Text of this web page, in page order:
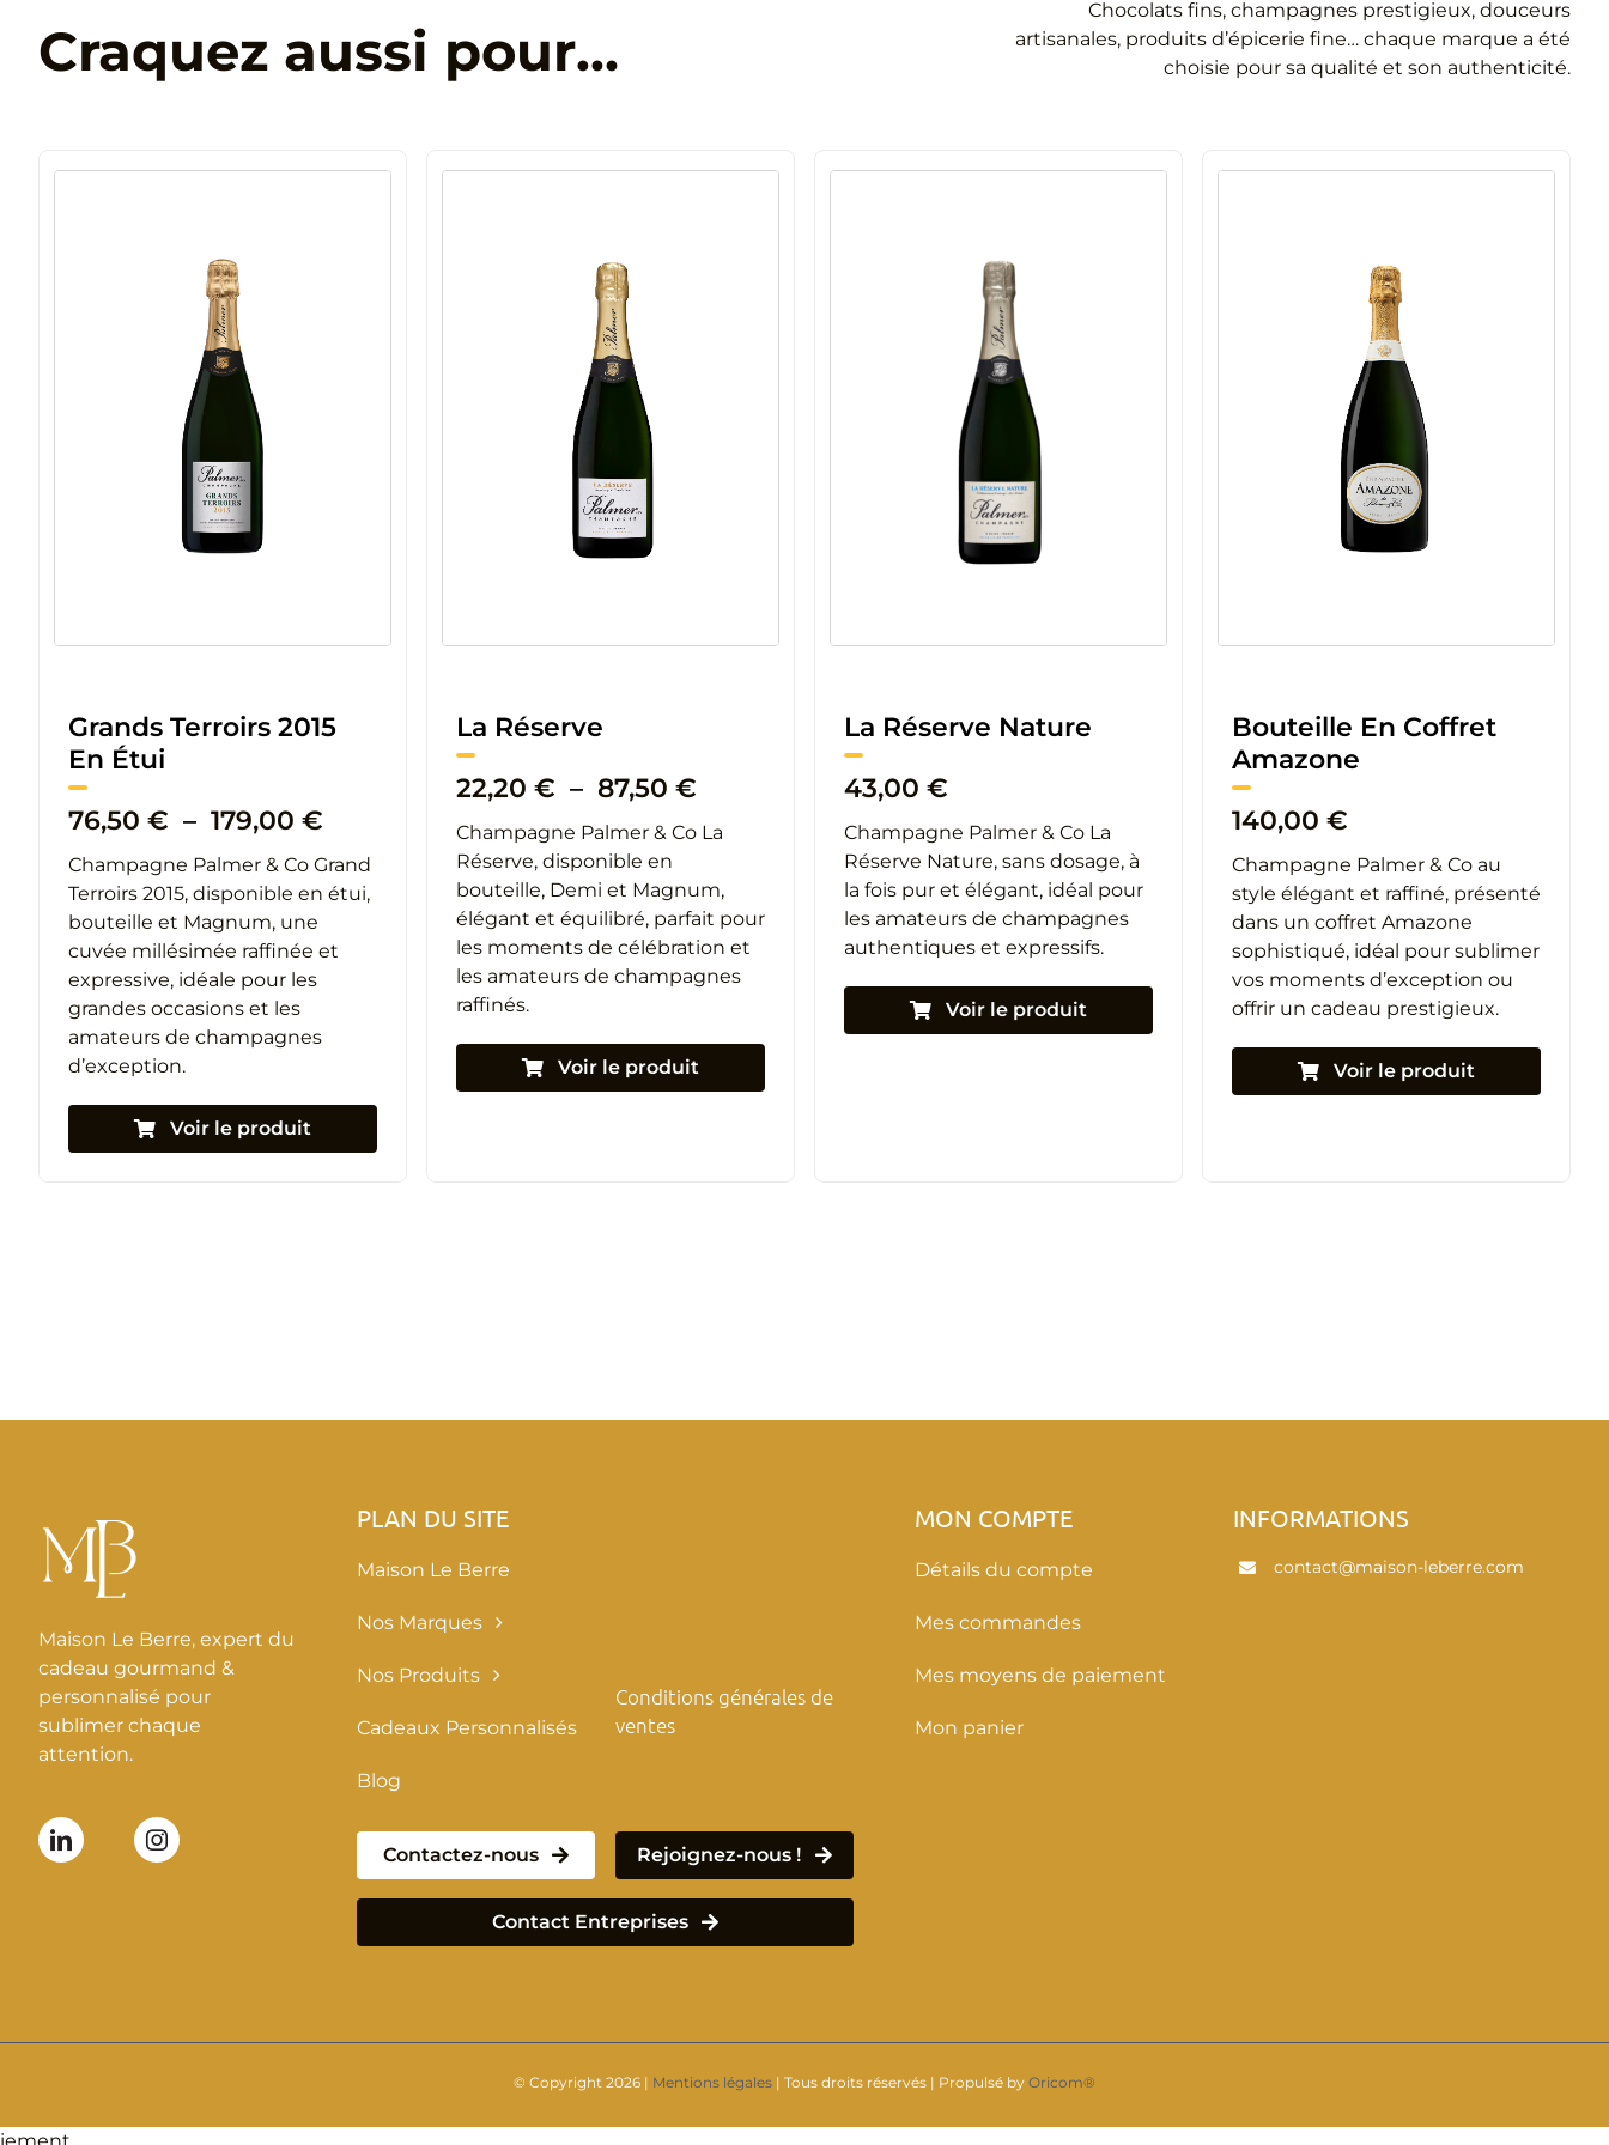
Craquez aussi pour…
Chocolats fins, champagnes prestigieux, douceurs
artisanales, produits d’épicerie fine… chaque marque a été
choisie pour sa qualité et son authenticité.
Grands Terroirs 2015
En Étui
76,50 € – 179,00 €Plage
de
prix :
à
Champagne Palmer & Co Grand
Terroirs 2015, disponible en étui,
bouteille et Magnum, une
cuvée millésimée raffinée et
expressive, idéale pour les
grandes occasions et les
amateurs de champagnes
d’exception.
Voir le produit
La Réserve
22,20 € – 87,50 €Plage
de
22,20 €
à
87,50 €
Champagne Palmer & Co La
Réserve, disponible en
bouteille, Demi et Magnum,
élégant et équilibré, parfait pour
les moments de célébration et
les amateurs de champagnes
raffinés.
Voir le produit
La Réserve Nature
43,00 €
Champagne Palmer & Co La
Réserve Nature, sans dosage, à
la fois pur et élégant, idéal pour
les amateurs de champagnes
authentiques et expressifs.
Voir le produit
Bouteille En Coffret
Amazone
140,00 €
Champagne Palmer & Co au
style élégant et raffiné, présenté
dans un coffret Amazone
sophistiqué, idéal pour sublimer
vos moments d’exception ou
offrir un cadeau prestigieux.
Voir le produit
Maison Le Berre, expert du
cadeau gourmand &
personnalisé pour
sublimer chaque
attention.
PLAN DU SITE
Maison Le Berre
Nos Marques
Nos Produits
Cadeaux Personnalisés
Blog
Conditions générales de
ventes
Contactez-nous Rejoignez-nous !
Contact Entreprises
MON COMPTE
Détails du compte
Mes commandes
Mes moyens de paiement
Mon panier
INFORMATIONS
contact@maison-leberre.com
© Copyright 2026 | Mentions légales | Tous droits réservés | Propulsé by Oricom®